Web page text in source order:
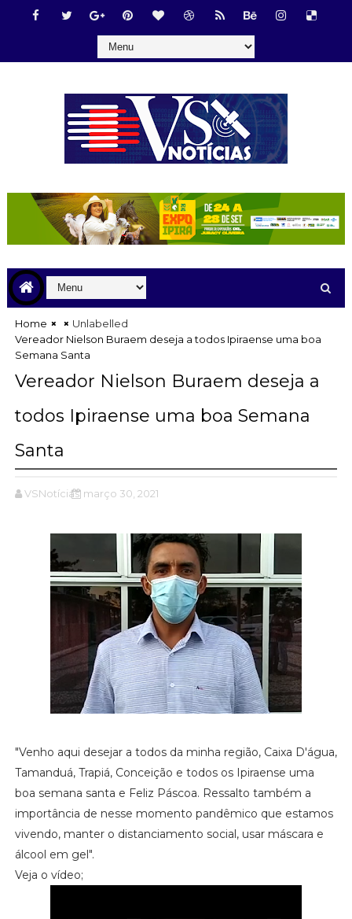
Home
Unlabelled
Vereador Nielson Buraem deseja a todos Ipiraense uma boa
Semana Santa
Vereador Nielson Buraem deseja a
todos Ipiraense uma boa Semana
Santa
VSNotícias março 30, 2021
"Venho aqui desejar a todos da minha região, Caixa D'água,
Tamanduá, Trapiá, Conceição e todos os Ipiraense uma
boa semana santa e Feliz Páscoa. Ressalto também a
importância de nesse momento pandêmico que estamos
vivendo, manter o distanciamento social, usar máscara e
álcool em gel".
Veja o vídeo;